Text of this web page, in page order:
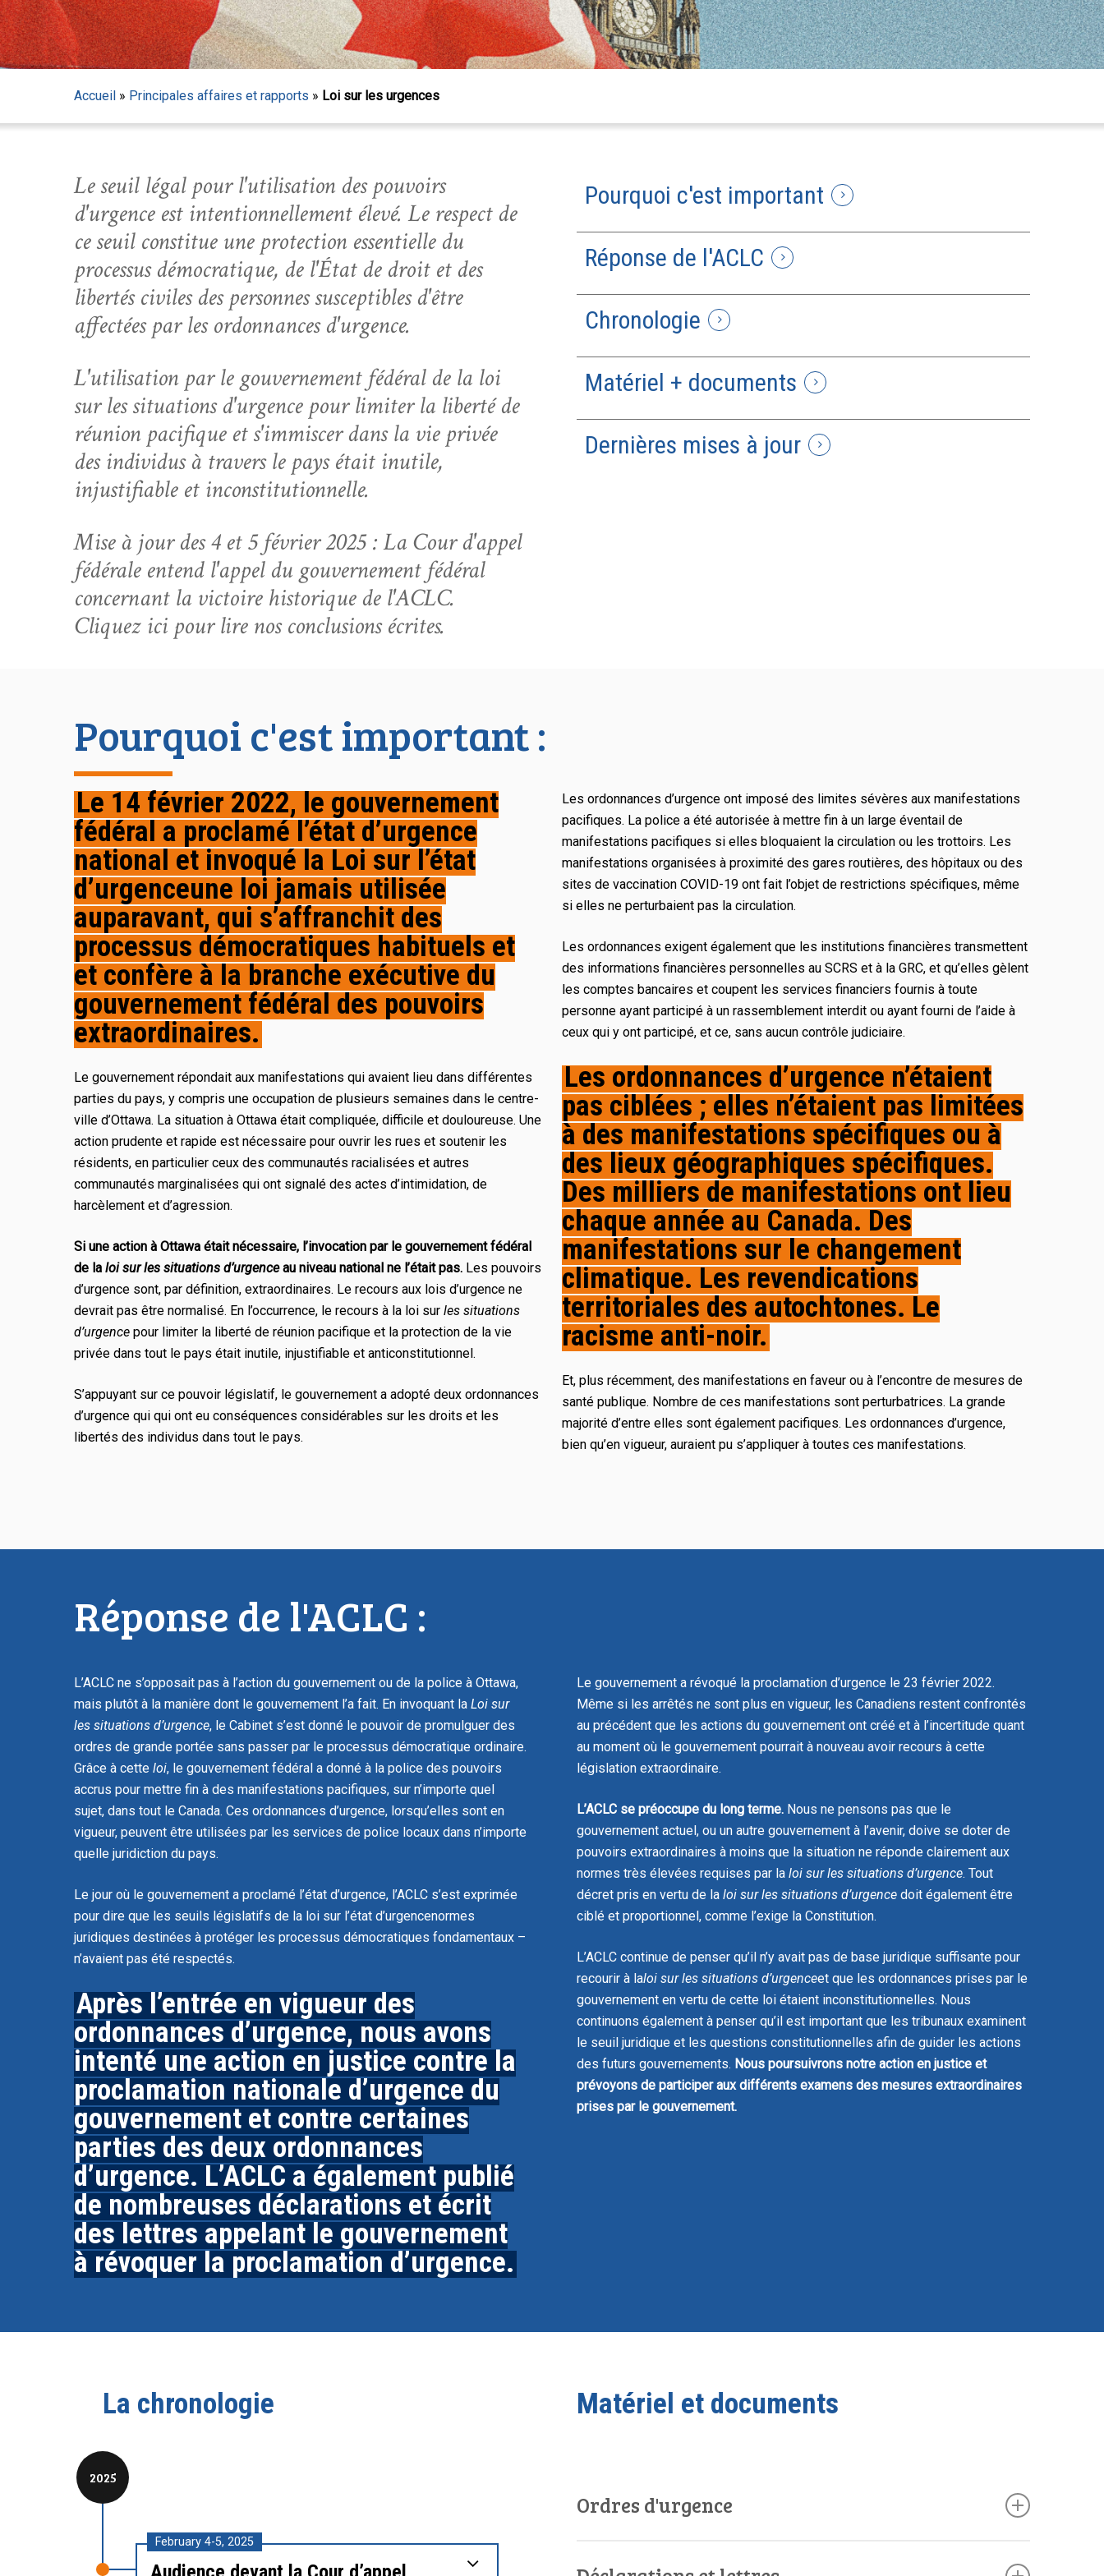
Appuyez sur Entrée pour lancer la recherche ou sur Échap pour fermer
Accueil » Principales affaires et rapports » Loi sur les urgences
Le seuil légal pour l'utilisation des pouvoirs
d'urgence est intentionnellement élevé. Le respect de
ce seuil constitue une protection essentielle du
processus démocratique, de l'État de droit et des
libertés civiles des personnes susceptibles d'être
affectées par les ordonnances d'urgence.
L'utilisation par le gouvernement fédéral de la loi
sur les situations d'urgence pour limiter la liberté de
réunion pacifique et s'immiscer dans la vie privée
des individus à travers le pays était inutile,
injustifiable et inconstitutionnelle.
Mise à jour des 4 et 5 février 2025 : La Cour d'appel
fédérale entend l'appel du gouvernement fédéral
concernant la victoire historique de l'ACLC.
Cliquez ici pour lire nos conclusions écrites.
Pourquoi c'est important
Réponse de l'ACLC
Chronologie
Matériel + documents
Dernières mises à jour
Pourquoi c'est important :
Le 14 février 2022, le gouvernement
fédéral a proclamé l’état d’urgence
national et invoqué la Loi sur l’état
d’urgenceune loi jamais utilisée
auparavant, qui s’affranchit des
processus démocratiques habituels et
et confère à la branche exécutive du
gouvernement fédéral des pouvoirs
extraordinaires.
Le gouvernement répondait aux manifestations qui avaient lieu dans différentes
parties du pays, y compris une occupation de plusieurs semaines dans le centre-
ville d’Ottawa. La situation à Ottawa était compliquée, difficile et douloureuse. Une
action prudente et rapide est nécessaire pour ouvrir les rues et soutenir les
résidents, en particulier ceux des communautés racialisées et autres
communautés marginalisées qui ont signalé des actes d’intimidation, de
harcèlement et d’agression.
Si une action à Ottawa était nécessaire, l’invocation par le gouvernement fédéral
de laloi sur les situations d’urgenceau niveau national ne l’était pas. Les pouvoirs
d’urgence sont, par définition, extraordinaires. Le recours aux lois d’urgence ne
devrait pas être normalisé. En l’occurrence, le recours à la loi surles situations
d’urgence pour limiter la liberté de réunion pacifique et la protection de la vie
privée dans tout le pays était inutile, injustifiable et anticonstitutionnel.
S’appuyant sur ce pouvoir législatif, le gouvernement a adoptédeux ordonnances
d’urgence quiqui ont euconséquences considérables sur les droits et les
libertés des individus dans tout le pays.
Les ordonnances d’urgence ont imposé des limites sévères aux manifestations
pacifiques. La police a été autorisée à mettre fin à un large éventail de
manifestations pacifiques si elles bloquaient la circulation ou les trottoirs. Les
manifestations organisées à proximité des gares routières, des hôpitaux ou des
sites de vaccination COVID-19 ont fait l’objet de restrictions spécifiques, même
si elles ne perturbaient pas la circulation.
Les ordonnances exigent également que les institutions financières transmettent
des informations financières personnelles au SCRS et à la GRC, et qu’elles gèlent
les comptes bancaires et coupent les services financiers fournis à toute
personne ayant participé à un rassemblement interdit ou ayant fourni de l’aide à
ceux qui y ont participé, et ce, sans aucun contrôle judiciaire.
Les ordonnances d’urgence n’étaient
pas ciblées ; elles n’étaient pas limitées
à des manifestations spécifiques ou à
des lieux géographiques spécifiques.
Des milliers de manifestations ont lieu
chaque année au Canada. Des
manifestations sur le changement
climatique. Les revendications
territoriales des autochtones. Le
racisme anti-noir.
Et, plus récemment, des manifestations en faveur ou à l’encontre de mesures de
santé publique. Nombre de ces manifestations sont perturbatrices. La grande
majorité d’entre elles sont également pacifiques. Les ordonnances d’urgence,
bien qu’en vigueur, auraient pu s’appliquer à toutes ces manifestations.
Réponse de l'ACLC :
L’ACLC ne s’opposait pas à l’action du gouvernement ou de la police à Ottawa,
mais plutôt à la manière dont le gouvernement l’a fait. En invoquant laLoi sur
les situations d’urgence, le Cabinet s’est donné le pouvoir de promulguer des
ordres de grande portée sans passer par le processus démocratique ordinaire.
Grâce à cetteloi, le gouvernement fédéral a donné à la police des pouvoirs
accrus pour mettre fin à des manifestations pacifiques, sur n’importe quel
sujet, dans tout le Canada. Ces ordonnances d’urgence, lorsqu’elles sont en
vigueur, peuvent être utilisées par les services de police locaux dans n’importe
quelle juridiction du pays.
Le jour où le gouvernement a proclamé l’état d’urgence, l’ACLC s’est exprimée
pour dire que les seuils législatifs de la loi sur l’état d’urgencenormes
juridiques destinées à protéger les processus démocratiques fondamentaux –
n’avaient pas été respectés.
Après l’entrée en vigueur des
ordonnances d’urgence, nous avons
intenté une action en justice contre la
proclamation nationale d’urgence du
gouvernement et contre certaines
parties des deux ordonnances
d’urgence. L’ACLC a également publié
de nombreuses déclarations et écrit
des lettres appelant le gouvernement
à révoquer la proclamation d’urgence.
Le gouvernement a révoqué la proclamation d’urgence le 23 février 2022.
Même si les arrêtés ne sont plus en vigueur, les Canadiens restent confrontés
au précédent que les actions du gouvernement ont créé et à l’incertitude quant
au moment où le gouvernement pourrait à nouveau avoir recours à cette
législation extraordinaire.
L’ACLC se préoccupe du long terme. Nous ne pensons pas que le
gouvernement actuel, ou un autre gouvernement à l’avenir, doive se doter de
pouvoirs extraordinaires à moins que la situation ne réponde clairement aux
normes très élevées requises par la loi sur les situations d’urgence. Tout
décret pris en vertu de la loi sur les situations d’urgence doit également être
ciblé et proportionnel, comme l’exige la Constitution.
L’ACLC continue de penser qu’il n’y avait pas de base juridique suffisante pour
recourir à laloi sur les situations d’urgenceet que les ordonnances prises par le
gouvernement en vertu de cette loi étaient inconstitutionnelles. Nous
continuons également à penser qu’il est important que les tribunaux examinent
le seuil juridique et les questions constitutionnelles afin de guider les actions
des futurs gouvernements. Nous poursuivrons notre action en justice et
prévoyons de participer aux différents examens des mesures extraordinaires
prises par le gouvernement.
La chronologie
2025
February 4-5, 2025
Matériel et documents
Ordres d'urgence
15 février 2022